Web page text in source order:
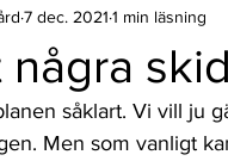
några
7 dec. 2021 1 min läsning
såklart. Vi vill ju
Men som vanligt